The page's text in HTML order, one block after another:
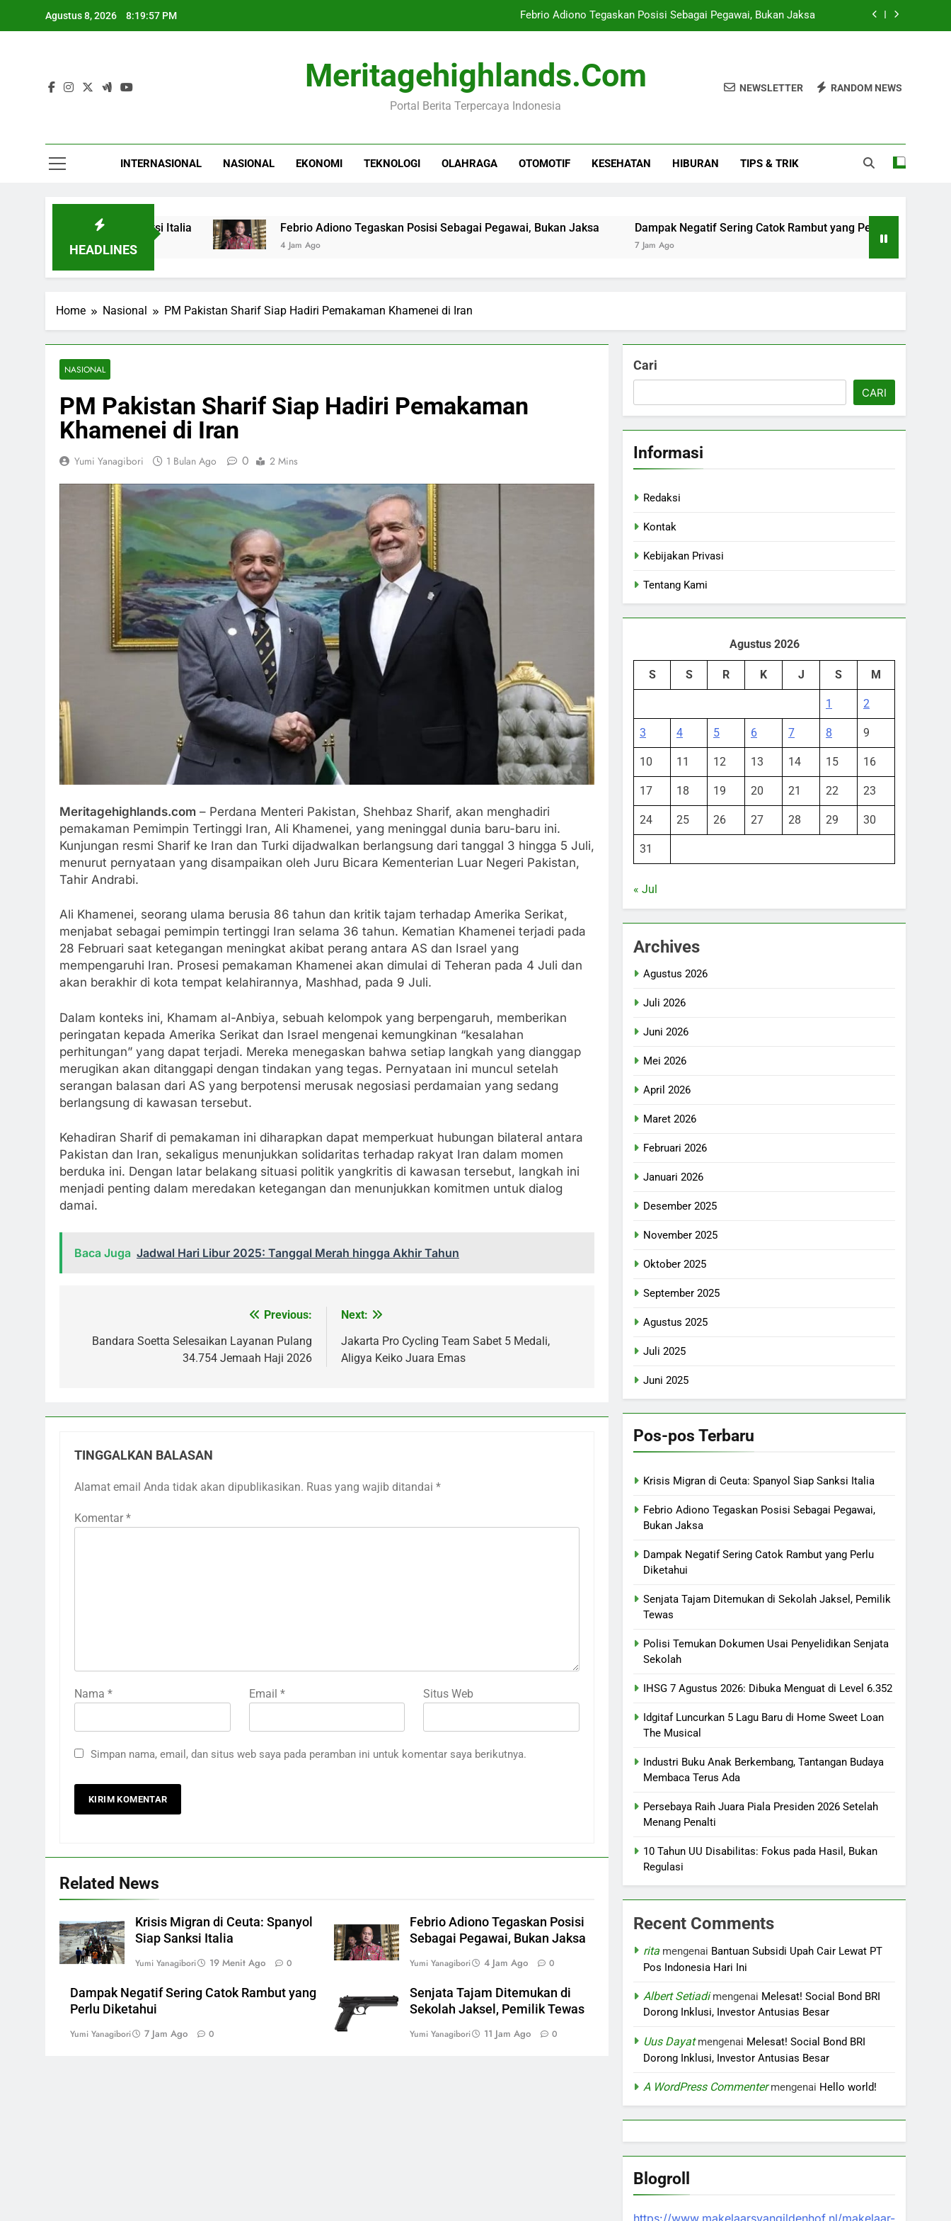
Agustus 8, 2026 8:19:58 PM Febrio Adiono Tegaskan Posisi Sebagai Pegawai, Bukan Jaksa
Senjata Tajam Ditemukan di Sekolah Jaksel, Pemilik Tewas
Dampak Negatif Sering Catok Rambut yang Perlu Diketahui
Meritagehighlands.com
Portal Berita Terpercaya Indonesia
NEWSLETTER RANDOM NEWS
INTERNASIONAL NASIONAL EKONOMI TEKNOLOGI OLAHRAGA OTOMOTIF KESEHATAN HIBURAN TIPS & TRIK
HEADLINES
Siap Sanksi Italia Febrio Adiono Tegaskan Posisi Sebagai Pegawai, Bukan Jaksa
4 Jam Ago
Dampak Negatif Sering Catok Rambut yang Perlu Diketahui
Home Nasional PM Pakistan Sharif Siap Hadiri Pemakaman Khamenei di Iran
NASIONAL
PM Pakistan Sharif Siap Hadiri Pemakaman
Khamenei di Iran
Yumi Yanagibori 1 Bulan Ago 0 2 Mins
Meritagehighlands.com – Perdana Menteri Pakistan, Shehbaz Sharif, akan menghadiri
pemakaman Pemimpin Tertinggi Iran, Ali Khamenei, yang meninggal dunia baru-baru ini.
Kunjungan resmi Sharif ke Iran dan Turki dijadwalkan berlangsung dari tanggal 3 hingga 5 Juli,
menurut pernyataan yang disampaikan oleh Juru Bicara Kementerian Luar Negeri Pakistan,
Tahir Andrabi.
Ali Khamenei, seorang ulama berusia 86 tahun dan kritik tajam terhadap Amerika Serikat,
menjabat sebagai pemimpin tertinggi Iran selama 36 tahun. Kematian Khamenei terjadi pada
28 Februari saat ketegangan meningkat akibat perang antara AS dan Israel yang
mempengaruhi Iran. Prosesi pemakaman Khamenei akan dimulai di Teheran pada 4 Juli dan
akan berakhir di kota tempat kelahirannya, Mashhad, pada 9 Juli.
Dalam konteks ini, Khamam al-Anbiya, sebuah kelompok yang berpengaruh, memberikan
peringatan kepada Amerika Serikat dan Israel mengenai kemungkinan “kesalahan
perhitungan” yang dapat terjadi. Mereka menegaskan bahwa setiap langkah yang dianggap
merugikan akan ditanggapi dengan tindakan yang tegas. Pernyataan ini muncul setelah
serangan balasan dari AS yang berpotensi merusak negosiasi perdamaian yang sedang
berlangsung di kawasan tersebut.
Kehadiran Sharif di pemakaman ini diharapkan dapat memperkuat hubungan bilateral antara
Pakistan dan Iran, sekaligus menunjukkan solidaritas terhadap rakyat Iran dalam momen
berduka ini. Dengan latar belakang situasi politik yangkritis di kawasan tersebut, langkah ini
menjadi penting dalam meredakan ketegangan dan menunjukkan komitmen untuk dialog
damai.
Baca Juga Jadwal Hari Libur 2025: Tanggal Merah hingga Akhir Tahun
pos
Previous:
Bandara Soetta Selesaikan Layanan Pulang
34.754 Jemaah Haji 2026
Next:
Jakarta Pro Cycling Team Sabet 5 Medali,
Aligya Keiko Juara Emas
TINGGALKAN BALASAN
Alamat email Anda tidak akan dipublikasikan. Ruas yang wajib ditandai *
Komentar *
Nama * Email * Situs Web
Simpan nama, email, dan situs web saya pada peramban ini untuk komentar saya berikutnya.
Related News
Krisis Migran di Ceuta: Spanyol
Siap Sanksi Italia
Yumi Yanagibori 19 Menit Ago 0
Febrio Adiono Tegaskan Posisi
Sebagai Pegawai, Bukan Jaksa
Yumi Yanagibori 4 Jam Ago 0
Dampak Negatif Sering Catok Rambut yang
Perlu Diketahui
Yumi Yanagibori 7 Jam Ago 0
Senjata Tajam Ditemukan di
Sekolah Jaksel, Pemilik Tewas
Yumi Yanagibori 11 Jam Ago 0
Cari
CARI
Informasi
Redaksi
Kontak
Kebijakan Privasi
Tentang Kami
Agustus 2026
S S R K J S M
1 2
3 4 5 6 7 8 9
10 11 12 13 14 15 16
17 18 19 20 21 22 23
24 25 26 27 28 29 30
31
« Jul
Archives
Agustus 2026
Juli 2026
Juni 2026
Mei 2026
April 2026
Maret 2026
Februari 2026
Januari 2026
Desember 2025
November 2025
Oktober 2025
September 2025
Agustus 2025
Juli 2025
Juni 2025
Pos-pos Terbaru
Krisis Migran di Ceuta: Spanyol Siap Sanksi Italia
Febrio Adiono Tegaskan Posisi Sebagai Pegawai,
Bukan Jaksa
Dampak Negatif Sering Catok Rambut yang Perlu
Diketahui
Senjata Tajam Ditemukan di Sekolah Jaksel, Pemilik
Tewas
Polisi Temukan Dokumen Usai Penyelidikan Senjata
Sekolah
IHSG 7 Agustus 2026: Dibuka Menguat di Level 6.352
Idgitaf Luncurkan 5 Lagu Baru di Home Sweet Loan
The Musical
Industri Buku Anak Berkembang, Tantangan Budaya
Membaca Terus Ada
Persebaya Raih Juara Piala Presiden 2026 Setelah
Menang Penalti
10 Tahun UU Disabilitas: Fokus pada Hasil, Bukan
Regulasi
Recent Comments
rita mengenai Bantuan Subsidi Upah Cair Lewat PT
Pos Indonesia Hari Ini
Albert Setiadimengenai Melesat! Social Bond BRI
Dorong Inklusi, Investor Antusias Besar
Uus Dayatmengenai Melesat! Social Bond BRI
Dorong Inklusi, Investor Antusias Besar
A WordPress Commentermengenai Hello world!
Blogroll
https://www.makelaarsvangildenhof.nl/makelaar-